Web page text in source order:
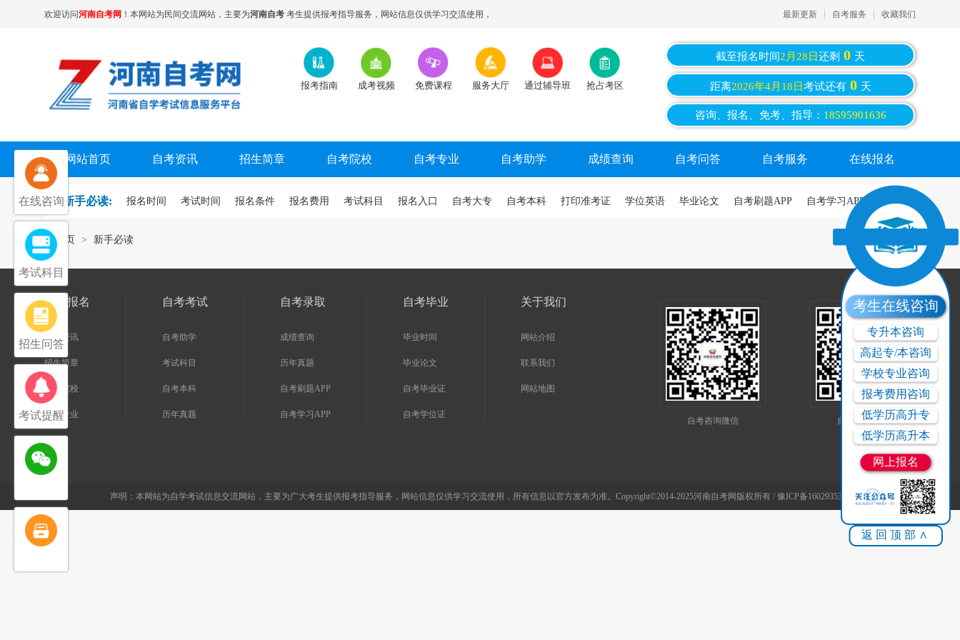
欢迎访问河南自考网 ！本网站为民间交流网站，主要为河南自考 考生提供报考指导服务，网站信息仅供学习交流使用， 最新更新 自考服务 收藏我们
报考指南 成考视频 免费课程 服务大厅 通过辅导班 抢占考区
截至报名时间2月28日还剩 0 天
距离2026年4月18日考试还有 0 天
咨询、报名、免考、指导： 18595901636
网站首页 自考资讯 招生简章 自考院校 自考专业 自考助学 成绩查询 自考问答 自考服务 在线报名
新手必读: 报名时间 考试时间 报名条件 报名费用 考试科目 报名入口 自考大专 自考本科 打印准考证 学位英语 毕业论文 自考刷题APP 自考学习APP
首页 > 新手必读
自考报名
自考资讯
招生简章
自考院校
自考专业
自考考试
自考助学
考试科目
自考本科
历年真题
自考录取
成绩查询
历年真题
自考刷题APP
自考学习APP
自考毕业
毕业时间
毕业论文
自考毕业证
自考学位证
关于我们
网站介绍
联系我们
网站地图
自考咨询微信 自考服务微信
声明：本网站为自学考试信息交流网站，主要为广大考生提供报考指导服务，网站信息仅供学习交流使用，所有信息以官方发布为准。Copyright©2014-2025河南自考网版权所有 / 豫ICP备16029353号
考生在线咨询
专升本咨询
高起专/本咨询
学校专业咨询
报考费用咨询
低学历高升专
低学历高升本
网上报名
返回顶部∧
在线咨询
考试科目
招生问答
考试提醒